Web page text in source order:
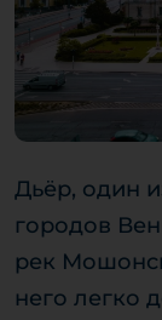
Дьёр, один
городов
рек
него легко